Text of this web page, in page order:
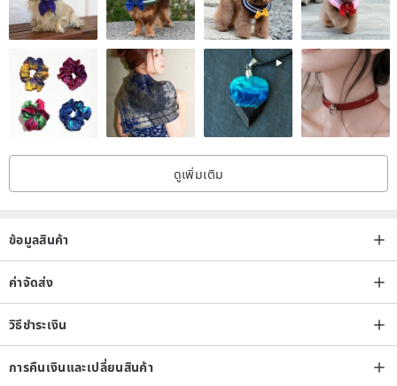
ดูเพิ่มเติม
ข้อมูลสินค้า
ค่าจัดส่ง
วิธีชำระเงิน
การคืนเงินและเปลี่ยนสินค้า